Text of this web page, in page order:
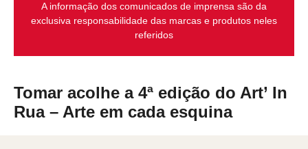
A informação dos comunicados de imprensa são da
exclusiva responsabilidade das marcas e produtos neles
referidos
Tomar acolhe a 4ª edição do Art’ In
Rua – Arte em cada esquina